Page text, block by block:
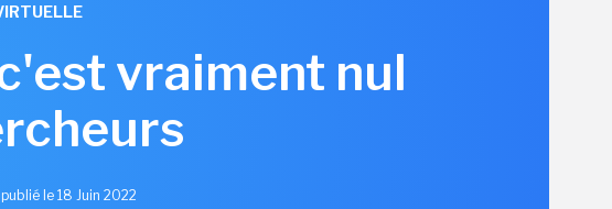
vraiment nul
publié le 18 Juin 2022